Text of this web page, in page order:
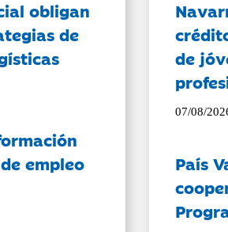
obligan
de
empleo
de
07/08/
País